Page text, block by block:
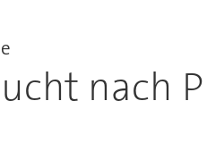
nach